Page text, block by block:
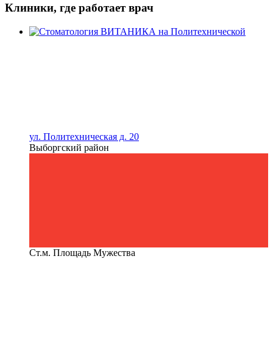
Клиники, где работает врач
ул. Политехническая д. 20
Выборгский район
Ст.м. Площадь Мужества